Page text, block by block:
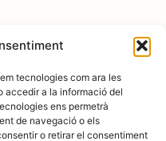
tecnologies com ara les
accedir a la informació del
ens permetrà
de navegació o els
o retirar el consentiment
de